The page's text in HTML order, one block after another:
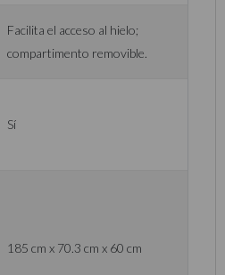
Facilita el acceso al hielo;
compartimento removible.
Sí
185 cm x 70.3 cm x 60 cm